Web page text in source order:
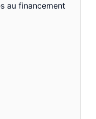
au financement